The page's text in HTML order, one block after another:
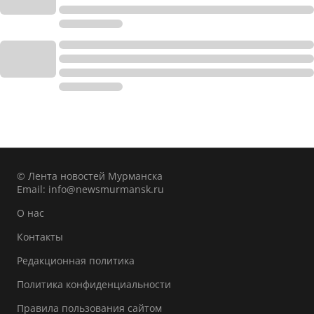
© Лента новостей Мурманска
Email: info@newsmurmansk.ru
О нас
Контакты
Редакционная политика
Политика конфиденциальности
Правила пользования сайтом